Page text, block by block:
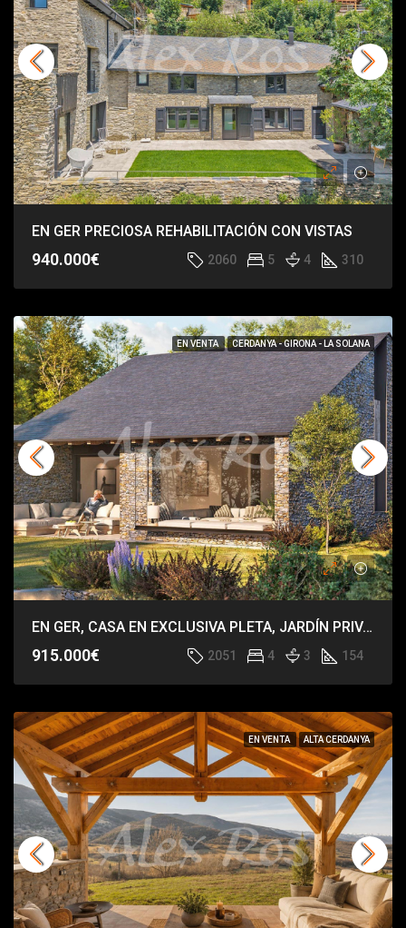
EN GER PRECIOSA REHABILITACIÓN CON VISTAS
940.000€ 2060 5 4 310
EN VENTA CERDANYA - GIRONA - LA SOLANA
EN GER, CASA EN EXCLUSIVA PLETA, JARDÍN PRIVADO, VISTAS DE IMPACTO.
915.000€ 2051 4 3 154
EN VENTA ALTA CERDANYA